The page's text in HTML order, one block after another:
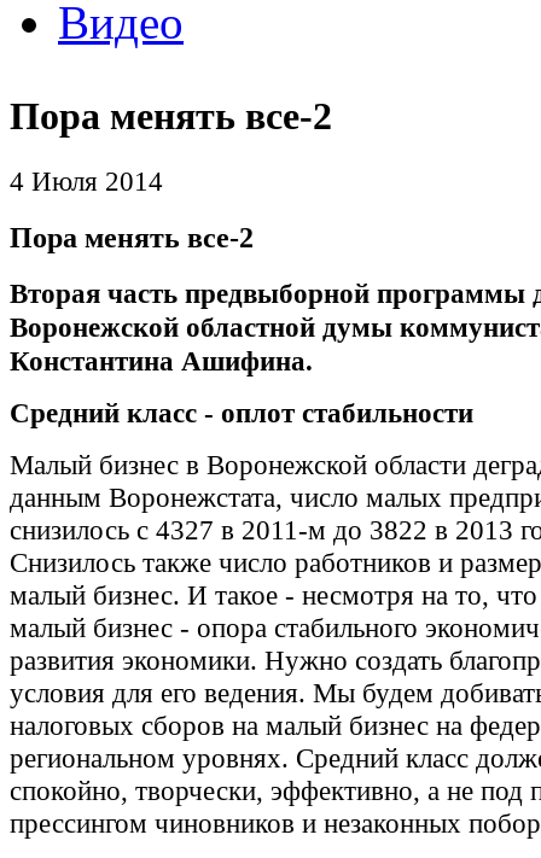
Видео
Пора менять все-2
4 Июля 2014
Пора менять все-2
Вторая часть предвыборной программы
Воронежской областной думы
Константина Ашифина.
Средний класс - оплот стабильности
Малый бизнес в Воронежской области
данным Воронежстата, число малых
снизилось с 4327 в 2011-м до 3822 в 2013
Снизилось также число работников и
малый бизнес. И такое - несмотря на то,
малый бизнес - опора стабильного
развития экономики. Нужно создать
условия для его ведения. Мы будем
налоговых сборов на малый бизнес на
региональном уровнях. Средний класс
спокойно, творчески, эффективно, а не под
прессингом чиновников и незаконных